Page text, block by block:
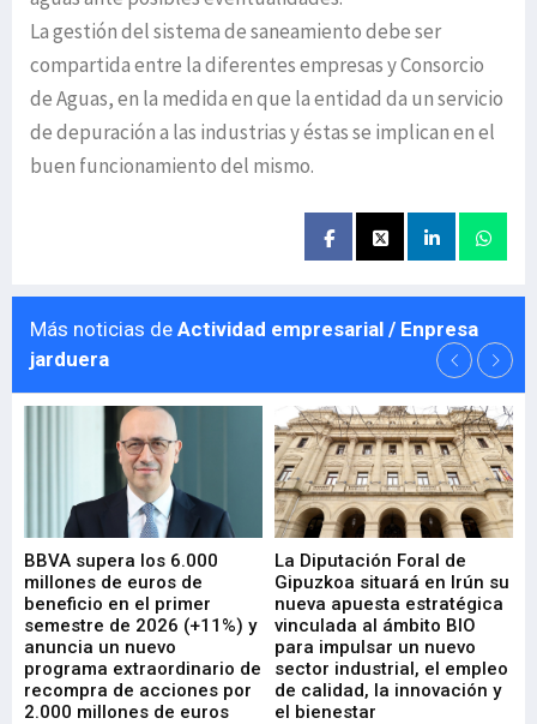
La gestión del sistema de saneamiento debe ser
compartida entre la diferentes empresas y Consorcio
de Aguas, en la medida en que la entidad da un servicio
de depuración a las industrias y éstas se implican en el
buen funcionamiento del mismo.
Más noticias de Actividad empresarial / Enpresa
jarduera
BBVA supera los 6.000
millones de euros de
beneficio en el primer
semestre de 2026 (+11%) y
anuncia un nuevo
programa extraordinario de
recompra de acciones por
2.000 millones de euros
La Diputación Foral de
Gipuzkoa situará en Irún su
nueva apuesta estratégica
vinculada al ámbito BIO
para impulsar un nuevo
sector industrial, el empleo
de calidad, la innovación y
el bienestar